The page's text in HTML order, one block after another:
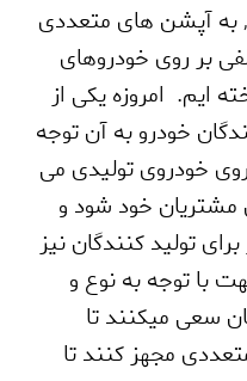
,به آپشن های متعددی
بر روی خودروهای
ایم. امروزه یکی از
خودرو به آن توجه
خودروی تولیدی می
مشتریان خود شود و
تولید کنندگان نیز
با توجه به نوع و
سعی میکنند تا
مجهز کنند تا